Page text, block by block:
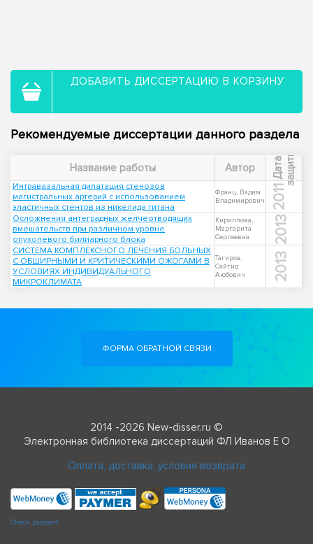
ДОБАВИТЬ ДИССЕРТАЦИЮ В КОРЗИНУ
Рекомендуемые диссертации данного раздела
Название работы Автор Д
а
т
а
з
а
щ
и
т ы
Интравазальная дилатация стенозов
магистральных артерий с использованием
эластичных стентов из никелида титана
Франц, Вадим
Владимирович
2011
Осложнения антеградных желчеотводящих
вмешательств при различном уровне
опухолевого билиарного блока
Кириллова,
Маргарита
Сергеевна
2013
СИСТЕМА КОМПЛЕКСНОГО ЛЕЧЕНИЯ БОЛЬНЫХ
С ОБШИРНЫМИ И КРИТИЧЕСКИМИ ОЖОГАМИ В
УСЛОВИЯХ ИНДИВИДУАЛЬНОГО
МИКРОКЛИМАТА
Тагиров,
Сайгид
Аюбович
2013
ФОРМА ОБРАТНОЙ СВЯЗИ
2014 -2026 New-disser.ru ©
Электронная библиотека диссертаций ФЛ Иванов Е О
Оплата, доставка, условия возврата
Check passport